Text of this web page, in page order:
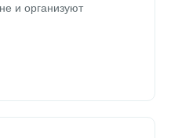
и организуют